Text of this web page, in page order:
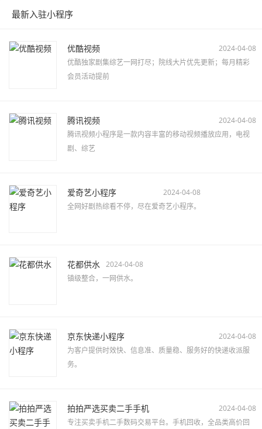
最新入驻小程序
优酷视频
2024-04-08
优酷独家剧集综艺一网打尽；院线大片优先更新；每月精彩
会员活动提前
腾讯视频
2024-04-08
腾讯视频小程序是一款内容丰富的移动视频播放应用，电视
剧、综艺
爱奇艺小程序
2024-04-08
全网好剧热综看不停，尽在爱奇艺小程序。
花都供水
2024-04-08
镇级整合，一网供水。
京东快递小程序
2024-04-08
为客户提供时效快、信息准、质量稳、服务好的快递收派服
务。
拍拍严选买卖二手手机
2024-04-08
专注买卖手机二手数码交易平台。手机回收，全品类高价回